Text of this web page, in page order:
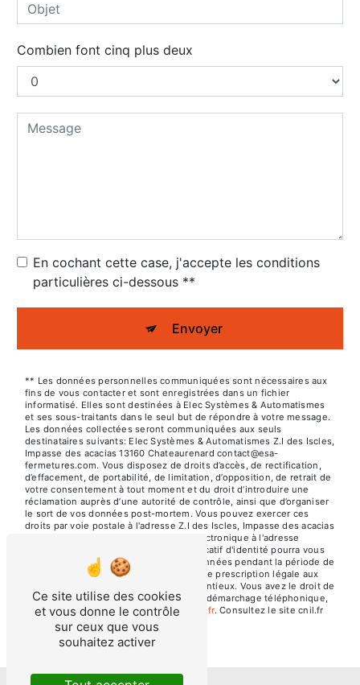
Combien font cinq plus deux
En cochant cette case, j'accepte les conditions
particulières ci-dessous **
Envoyer
** Les données personnelles communiquées sont nécessaires aux
fins de vous contacter et sont enregistrées dans un fichier
informatisé. Elles sont destinées à Elec Systèmes & Automatismes
et ses sous-traitants dans le seul but de répondre à votre message.
Les données collectées seront communiquées aux seuls
destinataires suivants: Elec Systèmes & Automatismes Z.I des Iscles,
Impasse des acacias 13160 Chateaurenard contact@esa-
fermetures.com. Vous disposez de droits d’accès, de rectification,
d’effacement, de portabilité, de limitation, d’opposition, de retrait de
votre consentement à tout moment et du droit d’introduire une
réclamation auprès d’une autorité de contrôle, ainsi que d’organiser
le sort de vos données post-mortem. Vous pouvez exercer ces
droits par voie postale à l'adresse Z.I des Iscles, Impasse des acacias
13160 Chateaurenard ou par courrier électronique à l'adresse
contact@esa-fermetures.com. Un justificatif d'identité pourra vous
être demandé. Nous conservons vos données pendant la période de
prise de contact puis pendant la durée de prescription légale aux
fins probatoires et de gestion des contentieux. Vous avez le droit de
vous inscrire sur la liste d'opposition au démarchage téléphonique,
disponible à cette adresse: Bloctel.gouv.fr. Consultez le site cnil.fr
pour plus d’informations sur vos droits.
Ce site utilise des cookies
et vous donne le contrôle
sur ceux que vous
souhaitez activer